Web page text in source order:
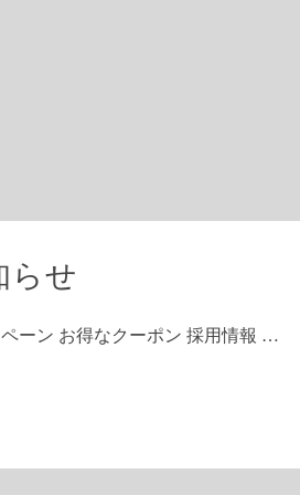
らせ
ーン お得なクーポン 採用情報 …